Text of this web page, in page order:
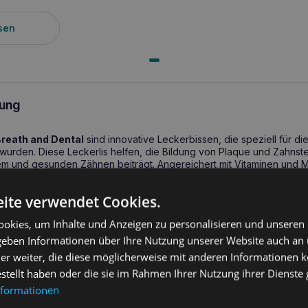
and Dental sind innovative Leckerbissen, die speziell für die
Diese Leckerlis helfen, die Bildung von Plaque und
und gesunden Zähnen beiträgt. Angereichert mit Vitaminen und
knuspriges Äußeres und ein cremiges Inneres, das einzigartige
zu unterstützen und den Zustand von Haut und Fell dank des
Breath and Dental – Unterstützung für ein
frischen Atem Ihrer Katze
and Dental
Katze unterstützen. Dank ihrer speziellen Rezeptur fördern diese
verwendet Cookies.
um Inhalte und Anzeigen zu personalisieren und
Informationen über Ihre Nutzung unserer Website auch an
weiter, die diese möglicherweise mit anderen Informationen
haben oder die sie im Rahmen Ihrer Nutzung ihrer Dienste